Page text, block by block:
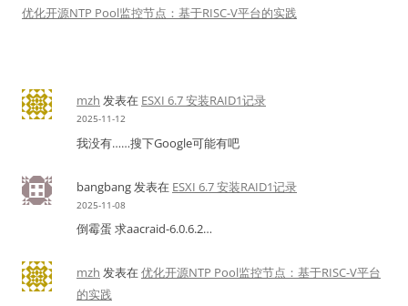
优化开源NTP Pool监控节点：基于RISC-V平台的实践
mzh 发表在 ESXI 6.7 安装RAID1记录
2025-11-12
我没有……搜下Google可能有吧
bangbang发表在 ESXI 6.7 安装RAID1记录
2025-11-08
倒霉蛋 求aacraid-6.0.6.2…
mzh 发表在优化开源NTP Pool监控节点：基于RISC-V平台
的实践